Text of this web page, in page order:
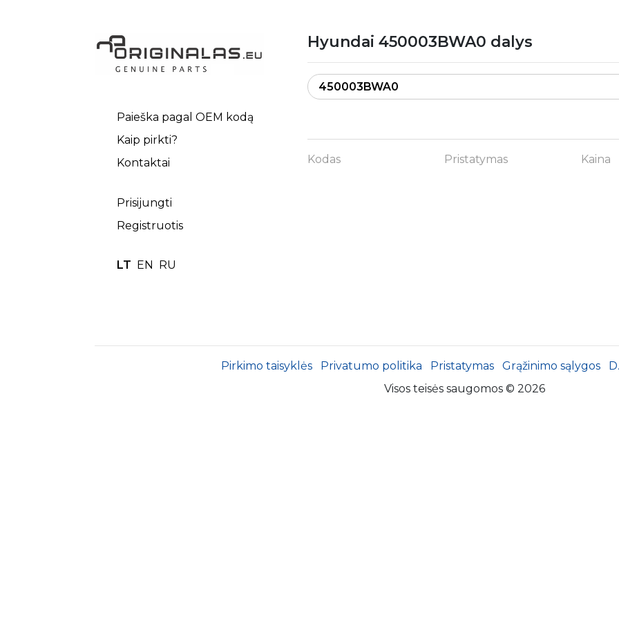
Paieška pagal OEM kodą
Kaip pirkti?
Kontaktai
Prisijungti
Registruotis
LT EN RU
Hyundai 450003BWA0 dalys
Kodas Pristatymas Kaina
Pirkimo taisyklės Privatumo politika Pristatymas Grąžinimo sąlygos
Visos teisės saugomos © 2026